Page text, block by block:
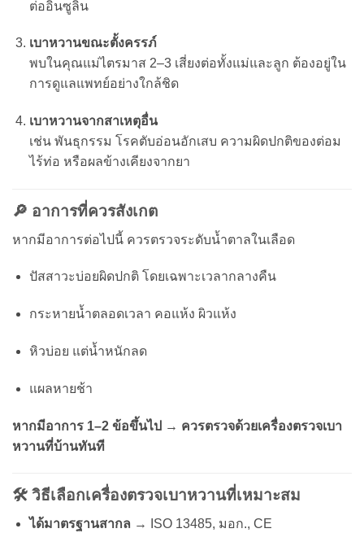
ต่ออินซูลิน
เบาหวานขณะตั้งครรภ์
พบในคุณแม่ไตรมาส 2–3 เสี่ยงต่อทั้งแม่และลูก ต้องอยู่ใน
การดูแลแพทย์อย่างใกล้ชิด
เบาหวานจากสาเหตุอื่น
เช่น พันธุกรรม โรคตับอ่อนอักเสบ ความผิดปกติของต่อม
ไร้ท่อ หรือผลข้างเคียงจากยา
🔎 อาการที่ควรสังเกต
หากมีอาการต่อไปนี้ ควรตรวจระดับน้ำตาลในเลือด
ปัสสาวะบ่อยผิดปกติ โดยเฉพาะเวลากลางคืน
กระหายน้ำตลอดเวลา คอแห้ง ผิวแห้ง
หิวบ่อย แต่น้ำหนักลด
แผลหายช้า
หากมีอาการ 1–2 ข้อขึ้นไป → ควรตรวจด้วยเครื่องตรวจเบา
หวานที่บ้านทันที
🛠️ วิธีเลือกเครื่องตรวจเบาหวานที่เหมาะสม
ได้มาตรฐานสากล → ISO 13485, มอก., CE